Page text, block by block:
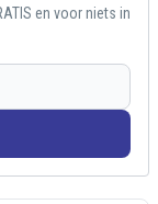
en voor niets in